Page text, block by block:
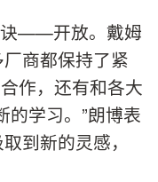
诀——开放。戴姆
商都保持了紧
作，还有和各大
的学习。”朗博表
到新的灵感，